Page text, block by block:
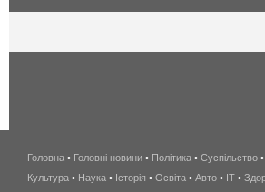
Головна • Головні новини • Політика • Суспільство •
Культура • Наука • Історія • Освіта • Авто • IT •